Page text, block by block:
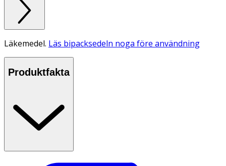
Läkemedel. Läs bipacksedeln noga före användning
Produktfakta